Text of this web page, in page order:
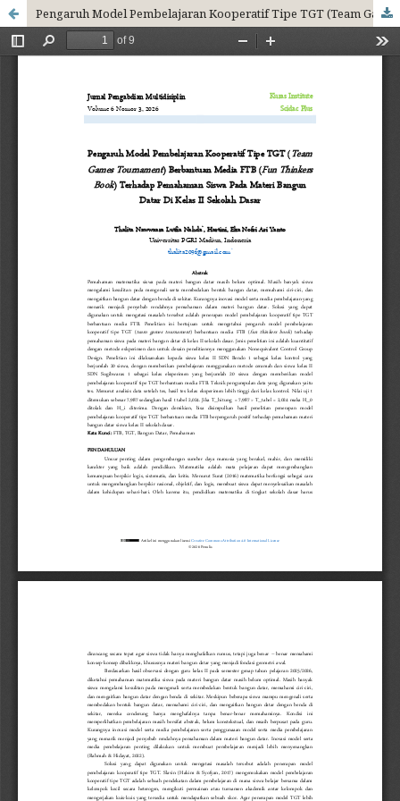
Pengaruh Model Pembelajaran Kooperatif Tipe TGT (Team Games Tournament) Berbantuan Media FTB (Fun Thinkers Book) Terhadap Pemahaman Siswa Pada Materi Bangun Datar Di Kelas II Sekolah Dasar